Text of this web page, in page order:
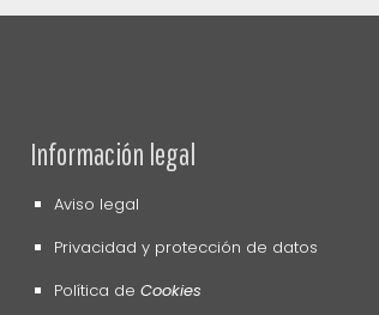
Información legal
Aviso legal
Privacidad y protección de datos
Política de Cookies